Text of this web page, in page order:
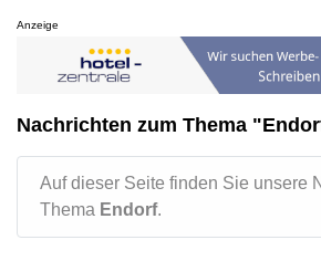
Anzeige
Nachrichten zum Thema
Auf dieser Seite finden Sie unsere
Thema Endorf.